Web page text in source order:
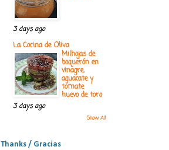
3 days ago
La Cocina de Oliva
Milhojas de
boquerón en
vinagre,
aguacate y
tomate
huevo de toro
3 days ago
Show All
Thanks / Gracias